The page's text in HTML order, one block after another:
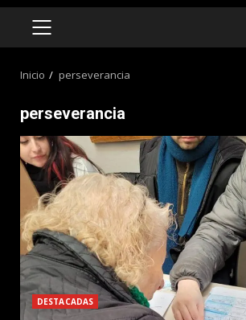
MENÚ
Inicio perseverancia
perseverancia
DESTACADAS